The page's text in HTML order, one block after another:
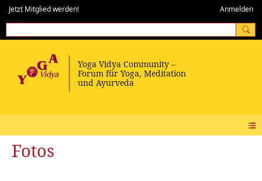
Jetzt Mitglied werden! Anmelden
Fotos